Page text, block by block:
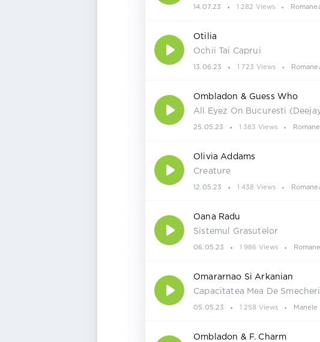
14.07.23 1 282 Views
Otilia
Ochii Tai Caprui
13.06.23 1 723 Views
Ombladon & Guess Who
All Eyez On Bucuresti
25.05.23 1 383 Views
Olivia Addams
Creature
12.05.23 1 438 Views
Oana Radu
Sistemul Grasutelor
06.05.23 1 986 Views
Omararnao Si Arkanian
Capacitatea Mea De
05.05.23 1 258 Views Manele
Ombladon & F. Charm